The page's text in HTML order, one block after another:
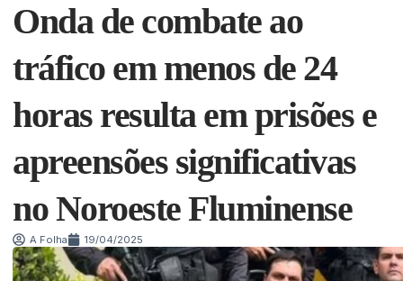
Onda de combate ao
tráfico em menos de 24
horas resulta em prisões e
apreensões significativas
no Noroeste Fluminense
A Folha 19/04/2025